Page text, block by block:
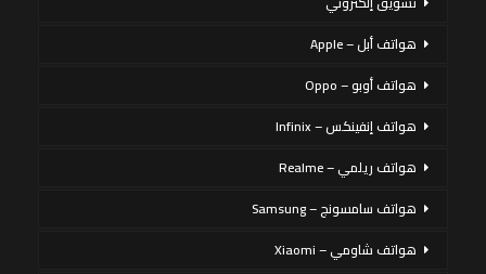
هواتف أبل – Apple
هواتف أوبو – Oppo
هواتف إنفينكس – Infinix
هواتف ريلمي – Realme
هواتف سامسونج – Samsung
هواتف شاومي – Xiaomi